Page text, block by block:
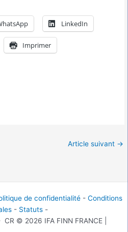
LinkedIn
Imprimer
Article suivant →
de confidentialité - Conditions
- Statuts -
© 2026 IFA FINN FRANCE |